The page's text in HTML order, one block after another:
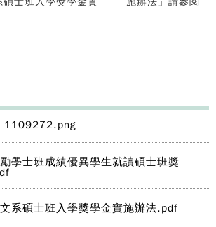
學士班成績優異學生就讀碩士班獎
系碩士班入學獎學金實施辦法.pdf